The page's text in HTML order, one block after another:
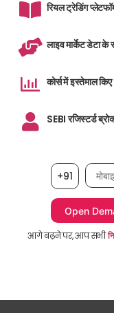
रियल ट्रेडिंग
लाइव मार्केट डेटा
कोर्स में इस्तेमाल
SEBI रजिस्टर्ड
+91
आगे बढ़ने पर, आप सभी